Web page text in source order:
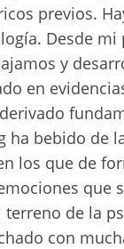
previos.
Desde mi
y
en
ha bebido de
los que de
que
de la
con